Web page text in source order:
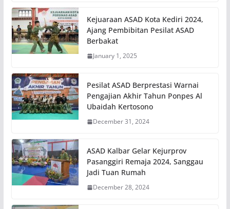
Kejuaraan ASAD Kota Kediri 2024,
Ajang Pembibitan Pesilat ASAD
Berbakat
January 1, 2025
Pesilat ASAD Berprestasi Warnai
Pengajian Akhir Tahun Ponpes Al
Ubaidah Kertosono
December 31, 2024
ASAD Kalbar Gelar Kejurprov
Pasanggiri Remaja 2024, Sanggau
Jadi Tuan Rumah
December 28, 2024